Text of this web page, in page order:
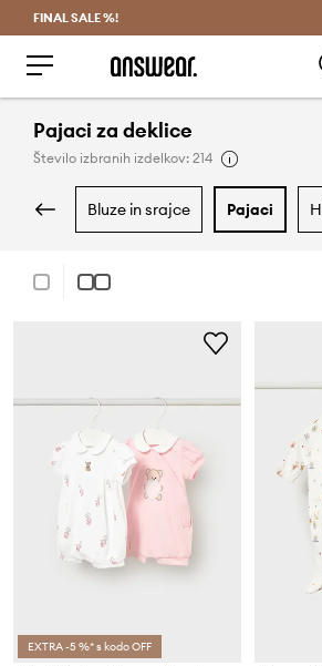
FINAL SALE %!
Pajaci za deklice
Število izbranih izdelkov: 214
bluze in srajce pajaci
EXTRA -5 %* s kodo OFF